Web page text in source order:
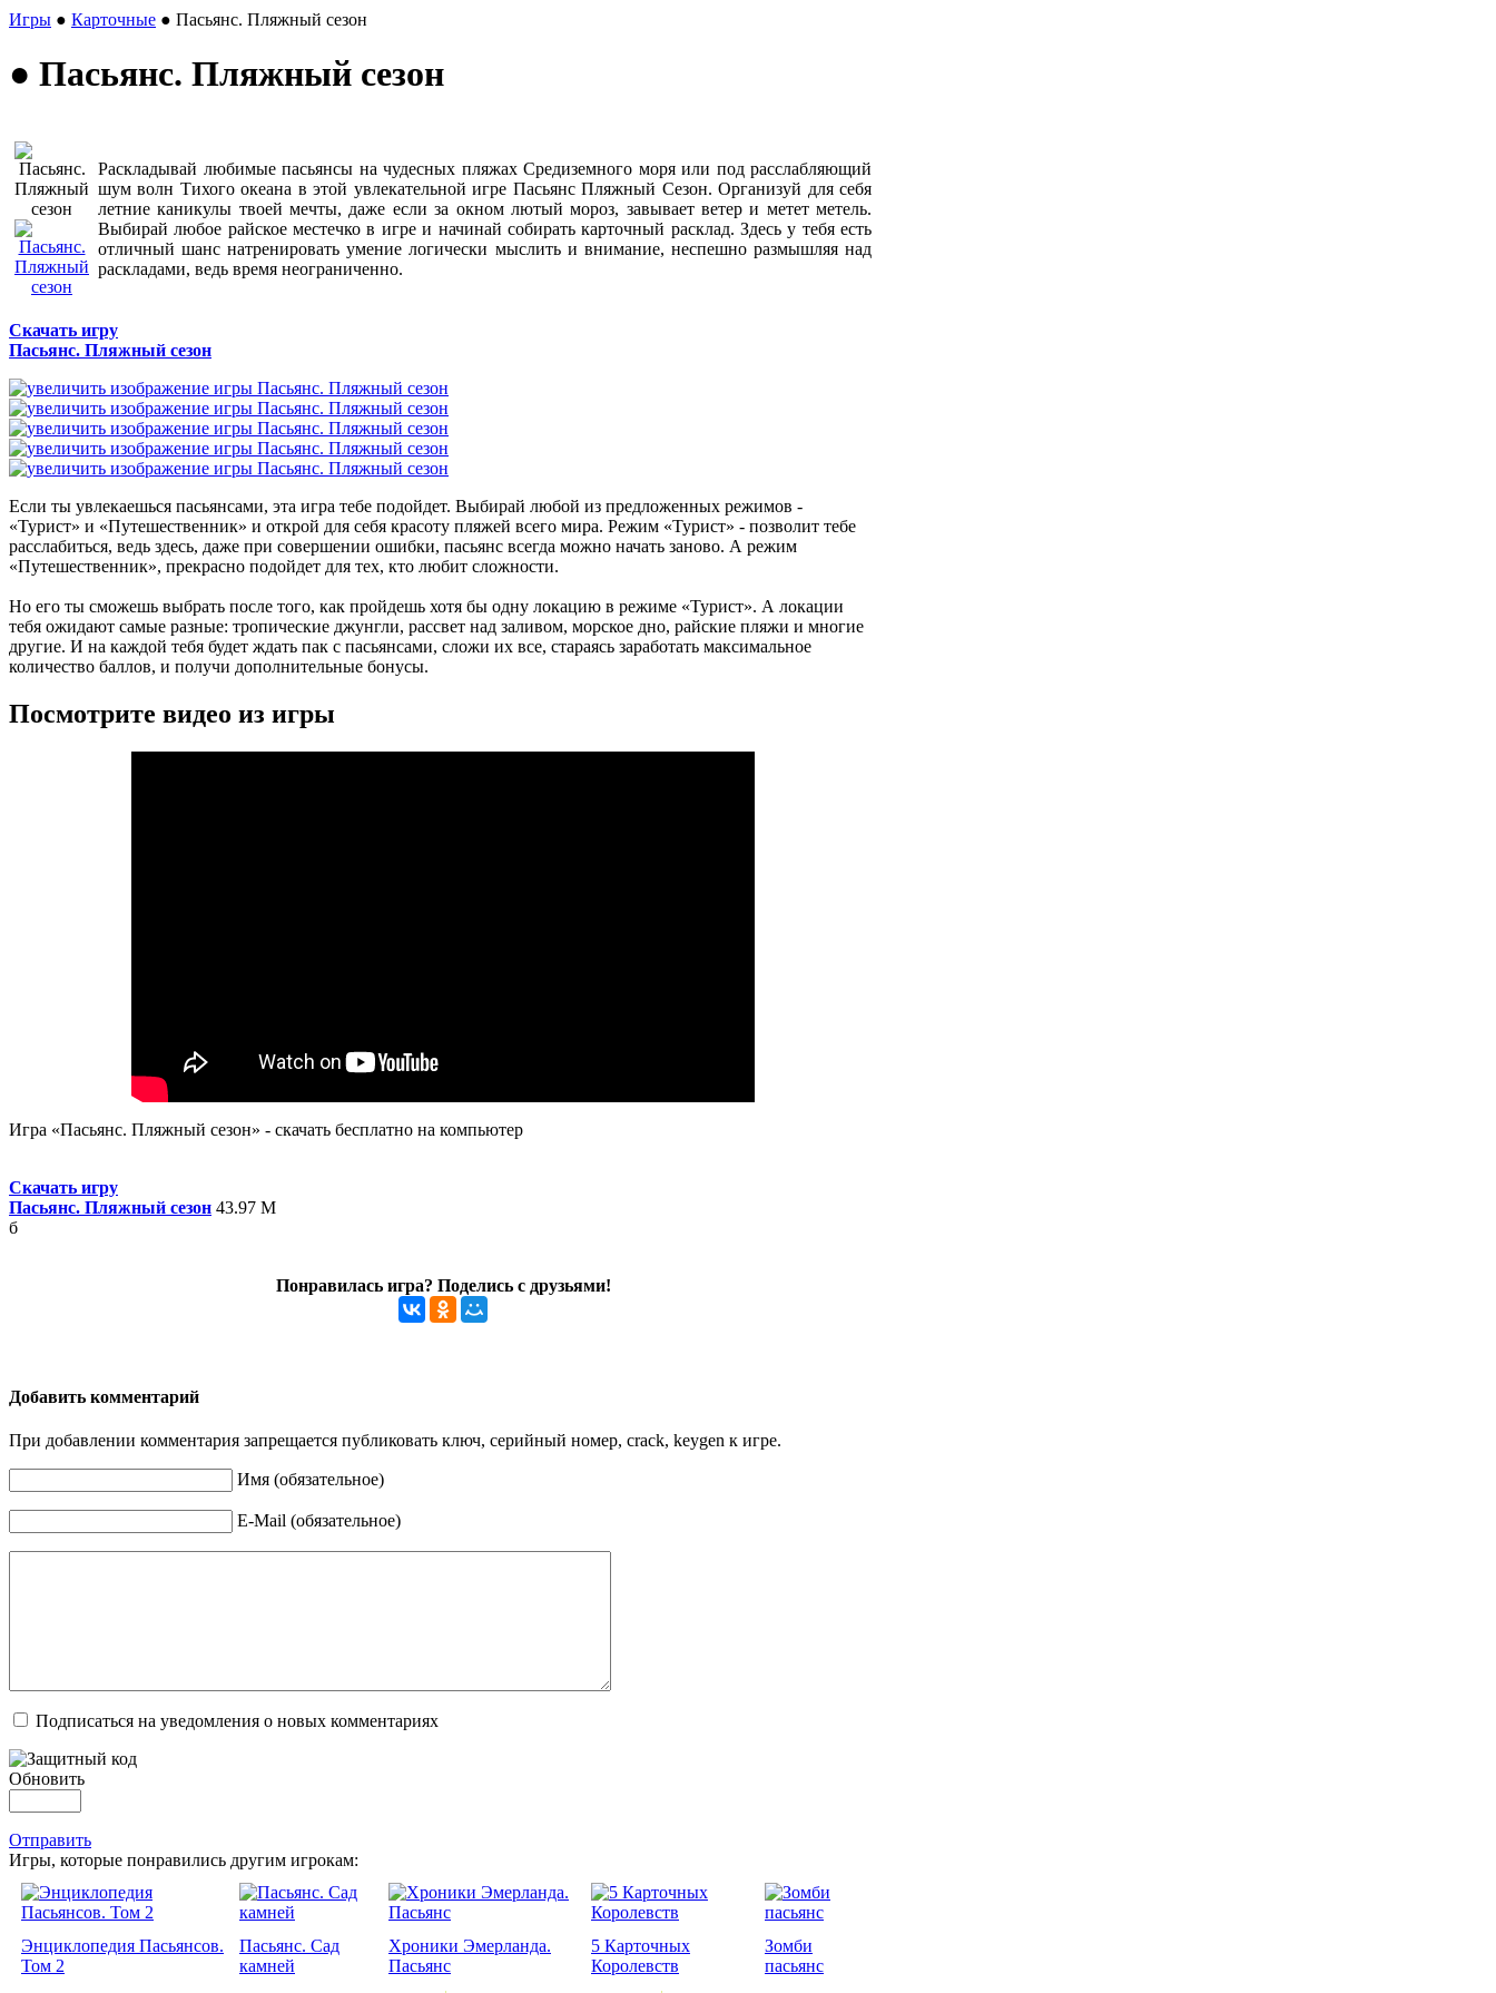
Игры ● Карточные ● Пасьянс. Пляжный сезон
● Пасьянс. Пляжный сезон
Раскладывай любимые пасьянсы на чудесных пляжах Средиземного моря или под расслабляющий
шум волн Тихого океана в этой увлекательной игре Пасьянс Пляжный Сезон. Организуй для себя
летние каникулы твоей мечты, даже если за окном лютый мороз, завывает ветер и метет метель.
Выбирай любое райское местечко в игре и начинай собирать карточный расклад. Здесь у тебя есть
отличный шанс натренировать умение логически мыслить и внимание, неспешно размышляя над
раскладами, ведь время неограниченно.
Скачать игру
Пасьянс. Пляжный сезон
Если ты увлекаешься пасьянсами, эта игра тебе подойдет. Выбирай любой из предложенных режимов -
«Турист» и «Путешественник» и открой для себя красоту пляжей всего мира. Режим «Турист» - позволит тебе
расслабиться, ведь здесь, даже при совершении ошибки, пасьянс всегда можно начать заново. А режим
«Путешественник», прекрасно подойдет для тех, кто любит сложности.
Но его ты сможешь выбрать после того, как пройдешь хотя бы одну локацию в режиме «Турист». А локации
тебя ожидают самые разные: тропические джунгли, рассвет над заливом, морское дно, райские пляжи и многие
другие. И на каждой тебя будет ждать пак с пасьянсами, сложи их все, стараясь заработать максимальное
количество баллов, и получи дополнительные бонусы.
Посмотрите видео из игры
Игра «Пасьянс. Пляжный сезон» - скачать бесплатно на компьютер
Скачать игру
Пасьянс. Пляжный сезон 43.97 М
б
Понравилась игра? Поделись с друзьями!
Добавить комментарий
При добавлении комментария запрещается публиковать ключ, серийный номер, crack, keygen к игре.
Имя (обязательное)
E-Mail (обязательное)
Подписаться на уведомления о новых комментариях
Обновить
Отправить
Игры, которые понравились другим игрокам:
Энциклопедия Пасьянсов.
Том 2
Пасьянс. Сад
камней
Хроники Эмерланда.
Пасьянс
5 Карточных
Королевств
Зомби
пасьянс